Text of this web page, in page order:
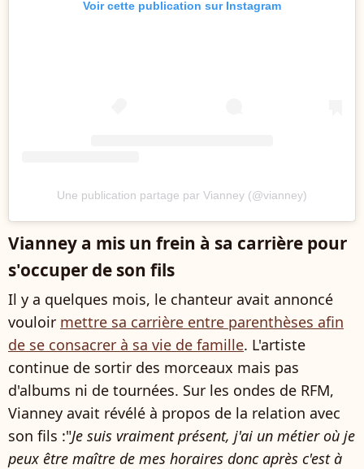
Voir cette publication sur Instagram
Une publication partage par Vianney (@vianney)
Vianney a mis un frein à sa carrière pour
s'occuper de son fils
Il y a quelques mois, le chanteur avait annoncé
vouloir mettre sa carrière entre parenthèses afin
de se consacrer à sa vie de famille. L'artiste
continue de sortir des morceaux mais pas
d'albums ni de tournées. Sur les ondes de RFM,
Vianney avait révélé à propos de la relation avec
son fils :"Je suis vraiment présent, j'ai un métier où je
peux être maître de mes horaires donc après c'est à